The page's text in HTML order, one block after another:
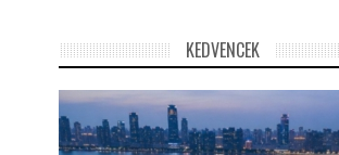
KEDVENCEK